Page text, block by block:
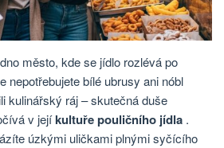
město, kde se jídlo rozlévá po
nepotřebujete bílé ubrusy ani nóbl
kulinářský ráj – skutečná duše
v jejíkultuře pouličního jídla .
úzkými uličkami plnými syčícího